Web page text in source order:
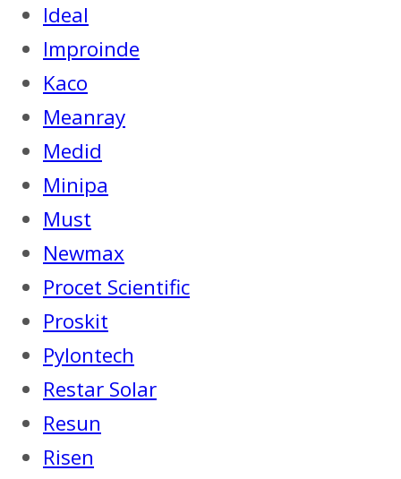
Ideal
Improinde
Kaco
Meanray
Medid
Minipa
Must
Newmax
Procet Scientific
Proskit
Pylontech
Restar Solar
Resun
Risen